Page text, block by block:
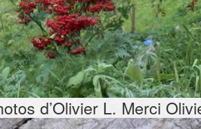
d’Olivier L. Merci